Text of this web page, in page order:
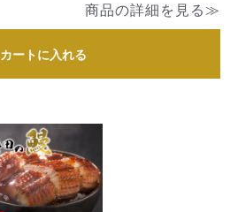
商品の詳細を見る≫
カートに入れる